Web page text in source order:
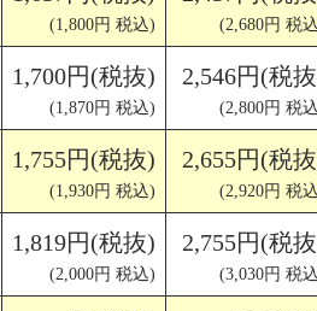
(1,800円 税込) (2,680円 税
1,700円(税抜)
(1,870円 税込)
2,546円(税
(2,800円 税
1,755円(税抜)
(1,930円 税込)
2,655円(税
(2,920円 税
1,819円(税抜)
(2,000円 税込)
2,755円(税
(3,030円 税